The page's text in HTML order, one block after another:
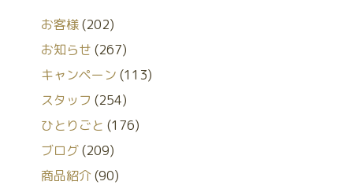
お客様(202)
お知らせ (267)
キャンペーン (113)
スタッフ (254)
ひとりごと (176)
ブログ(209)
商品紹介 (90)